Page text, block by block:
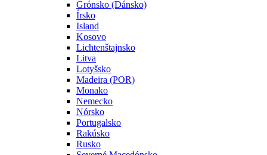
Grónsko (Dánsko)
Írsko
Island
Kosovo
Lichtenštajnsko
Litva
Lotyšsko
Madeira (POR)
Monako
Nemecko
Nórsko
Portugalsko
Rakúsko
Rusko